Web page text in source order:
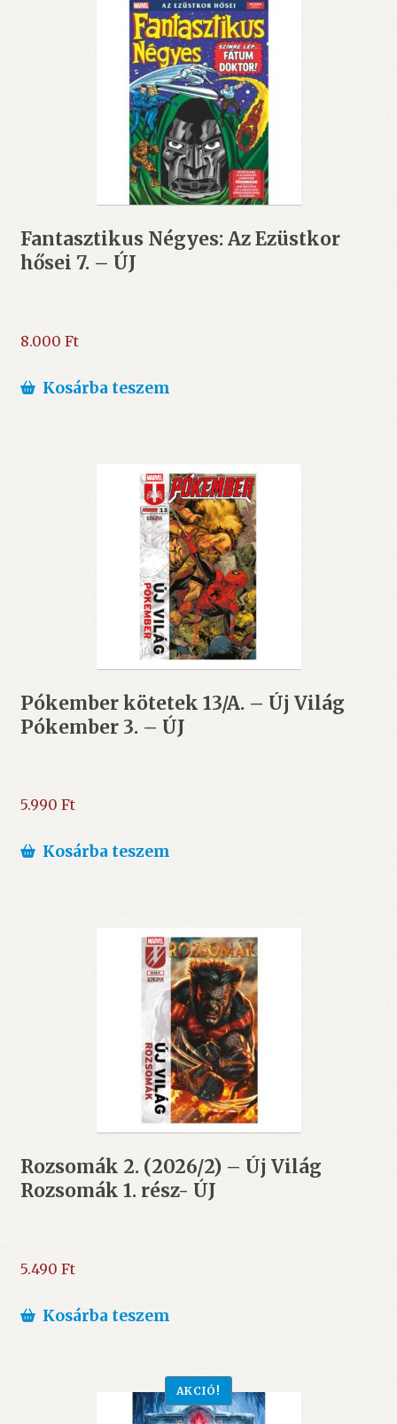
Fantasztikus Négyes: Az Ezüstkor
hősei 7. – ÚJ
8.000 Ft
Kosárba teszem
Pókember kötetek 13/A. – Új Világ
Pókember 3. – ÚJ
5.990 Ft
Kosárba teszem
Rozsomák 2. (2026/2) – Új Világ
Rozsomák 1. rész- ÚJ
5.490 Ft
Kosárba teszem
AKCIÓ!